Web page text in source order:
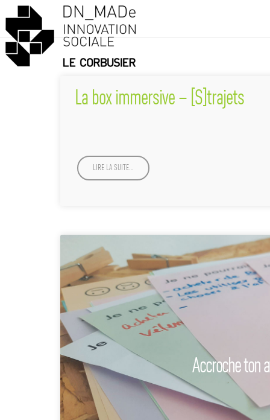
La box immersive – [S]trajets
LIRE LA SUITE…
Accroche ton